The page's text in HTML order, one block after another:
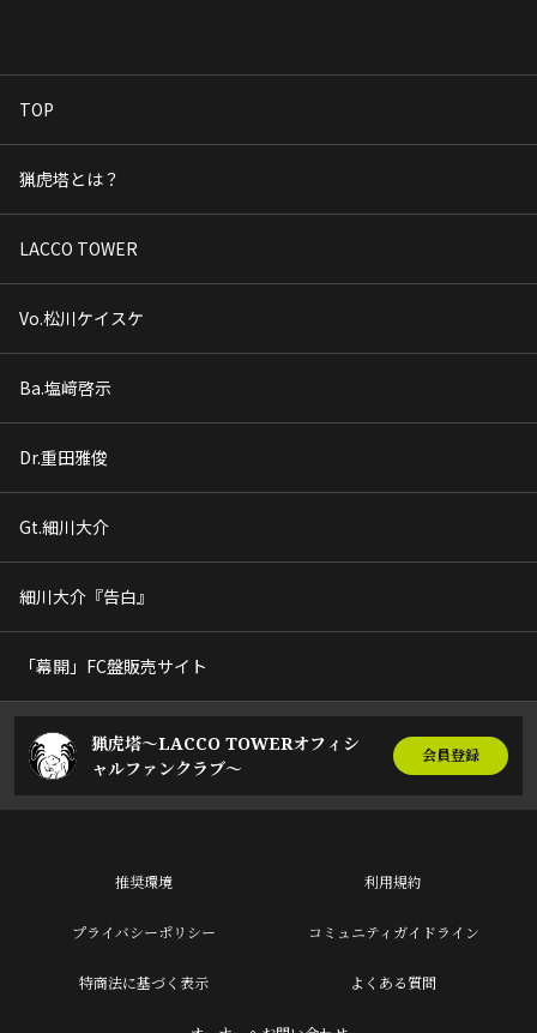
TOP
猟虎塔とは？
LACCO TOWER
Vo.松川ケイスケ
Ba.塩﨑啓示
Dr.重田雅俊
Gt.細川大介
細川大介『告白』
「幕開」FC盤販売サイト
猟虎塔～LACCO TOWERオフィシ
ャルファンクラブ～
会員登録
推奨環境 利用規約
プライバシーポリシー コミュニティガイドライン
特商法に基づく表示 よくある質問